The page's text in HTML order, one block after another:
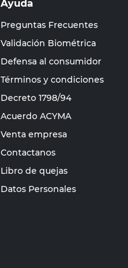
Ayuda
Preguntas Frecuentes
Validación Biométrica
Defensa al consumidor
Términos y condiciones
Decreto 1798/94
Acuerdo ACYMA
Venta empresa
Contactanos
Libro de quejas
Datos Personales